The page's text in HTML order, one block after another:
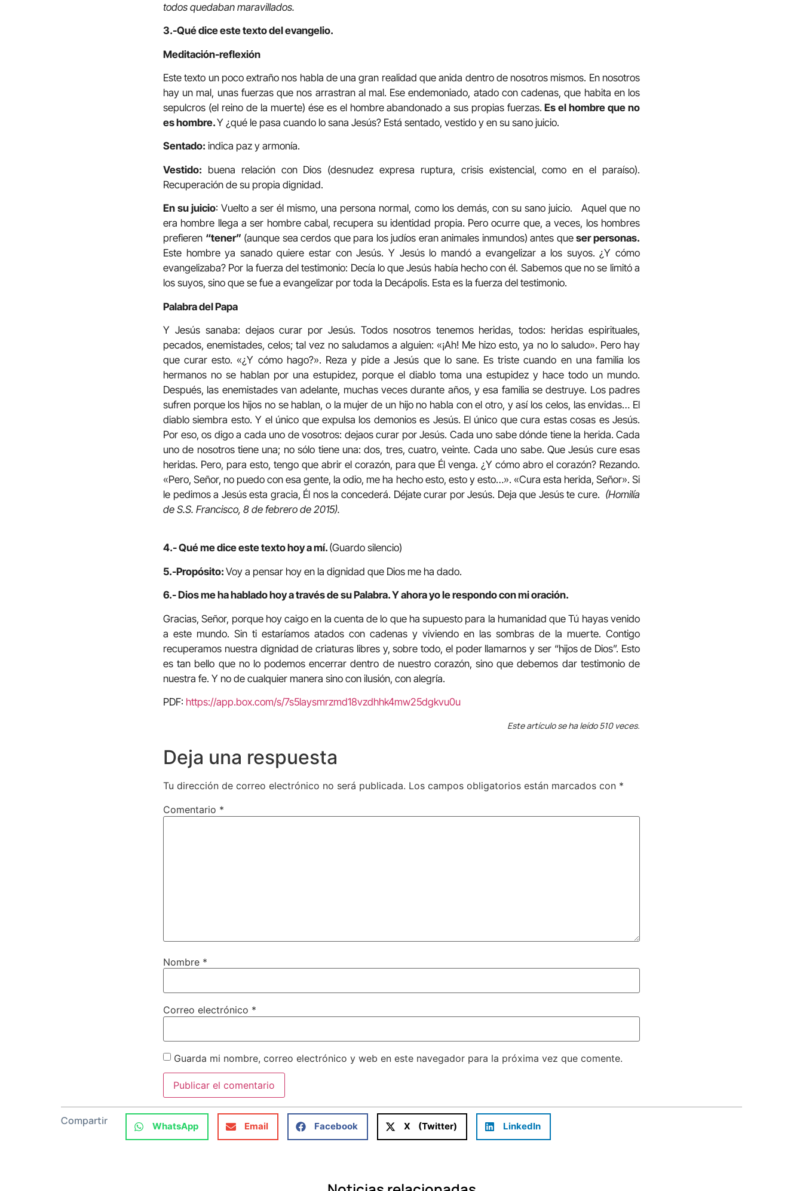
todos quedaban maravillados.
3.-Qué dice este texto del evangelio.
Meditación-reflexión
Este texto un poco extraño nos habla de una gran realidad que anida dentro de nosotros mismos. En nosotros
hay un mal, unas fuerzas que nos arrastran al mal. Ese endemoniado, atado con cadenas, que habita en los
sepulcros (el reino de la muerte) ése es el hombre abandonado a sus propias fuerzas. Es el hombre que no
es hombre.Y ¿qué le pasa cuando lo sana Jesús? Está sentado, vestido y en su sano juicio.
Sentado: indica paz y armonía.
Vestido: buena relación con Dios (desnudez expresa ruptura, crisis existencial, como en el paraíso).
Recuperación de su propia dignidad.
En su juicio: Vuelto a ser él mismo, una persona normal, como los demás, con su sano juicio. Aquel que no
era hombre llega a ser hombre cabal, recupera su identidad propia. Pero ocurre que, a veces, los hombres
prefieren “tener” (aunque sea cerdos que para los judíos eran animales inmundos) antes queser personas.
Este hombre ya sanado quiere estar con Jesús. Y Jesús lo mandó a evangelizar a los suyos. ¿Y cómo
evangelizaba? Por la fuerza del testimonio: Decía lo que Jesús había hecho con él. Sabemos que no se limitó a
los suyos, sino que se fue a evangelizar por toda la Decápolis. Esta es la fuerza del testimonio.
Palabra del Papa
Y Jesús sanaba: dejaos curar por Jesús. Todos nosotros tenemos heridas, todos: heridas espirituales,
pecados, enemistades, celos; tal vez no saludamos a alguien: «¡Ah! Me hizo esto, ya no lo saludo». Pero hay
que curar esto. «¿Y cómo hago?». Reza y pide a Jesús que lo sane. Es triste cuando en una familia los
hermanos no se hablan por una estupidez, porque el diablo toma una estupidez y hace todo un mundo.
Después, las enemistades van adelante, muchas veces durante años, y esa familia se destruye. Los padres
sufren porque los hijos no se hablan, o la mujer de un hijo no habla con el otro, y así los celos, las envidas… El
diablo siembra esto. Y el único que expulsa los demonios es Jesús. El único que cura estas cosas es Jesús.
Por eso, os digo a cada uno de vosotros: dejaos curar por Jesús. Cada uno sabe dónde tiene la herida. Cada
uno de nosotros tiene una; no sólo tiene una: dos, tres, cuatro, veinte. Cada uno sabe. Que Jesús cure esas
heridas. Pero, para esto, tengo que abrir el corazón, para que Él venga. ¿Y cómo abro el corazón? Rezando.
«Pero, Señor, no puedo con esa gente, la odio, me ha hecho esto, esto y esto…». «Cura esta herida, Señor». Si
le pedimos a Jesús esta gracia, Él nos la concederá. Déjate curar por Jesús. Deja que Jesús te cure. (Homilía
de S.S. Francisco, 8 de febrero de 2015).
4.- Qué me dice este texto hoy a mí. (Guardo silencio)
5.-Propósito: Voy a pensar hoy en la dignidad que Dios me ha dado.
6.- Dios me ha hablado hoy a través de su Palabra. Y ahora yo le respondo con mi oración.
Gracias, Señor, porque hoy caigo en la cuenta de lo que ha supuesto para la humanidad que Tú hayas venido
a este mundo. Sin ti estaríamos atados con cadenas y viviendo en las sombras de la muerte. Contigo
recuperamos nuestra dignidad de criaturas libres y, sobre todo, el poder llamarnos y ser “hijos de Dios”. Esto
es tan bello que no lo podemos encerrar dentro de nuestro corazón, sino que debemos dar testimonio de
nuestra fe. Y no de cualquier manera sino con ilusión, con alegría.
PDF: https://app.box.com/s/7s5laysmrzmd18vzdhhk4mw25dgkvu0u
Este artículo se ha leído 510 veces.
Deja una respuesta
Tu dirección de correo electrónico no será publicada. Los campos obligatorios están marcados con *
Comentario *
Nombre *
Correo electrónico *
Guarda mi nombre, correo electrónico y web en este navegador para la próxima vez que comente.
Compartir WhatsApp Email Facebook X (Twitter) LinkedIn